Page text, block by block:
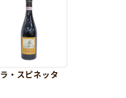
ラ・スピネッタ